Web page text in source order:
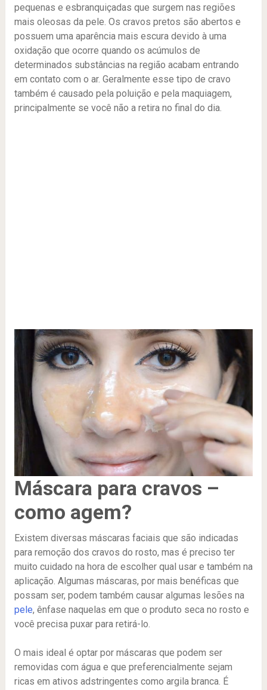
pequenas e esbranquiçadas que surgem nas regiões
mais oleosas da pele. Os cravos pretos são abertos e
possuem uma aparência mais escura devido à uma
oxidação que ocorre quando os acúmulos de
determinados substâncias na região acabam entrando
em contato com o ar. Geralmente esse tipo de cravo
também é causado pela poluição e pela maquiagem,
principalmente se você não a retira no final do dia.
Máscara para cravos –
como agem?
Existem diversas máscaras faciais que são indicadas
para remoção dos cravos do rosto, mas é preciso ter
muito cuidado na hora de escolher qual usar e também na
aplicação. Algumas máscaras, por mais benéficas que
possam ser, podem também causar algumas lesões na
pele, ênfase naquelas em que o produto seca no rosto e
você precisa puxar para retirá-lo.
O mais ideal é optar por máscaras que podem ser
removidas com água e que preferencialmente sejam
ricas em ativos adstringentes como argila branca. É